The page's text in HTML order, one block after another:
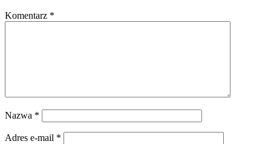
Komentarz *
Nazwa *
Adres e-mail *